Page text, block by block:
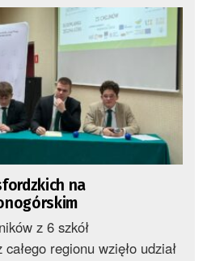
na
z 6 szkół
regionu wzięło udział